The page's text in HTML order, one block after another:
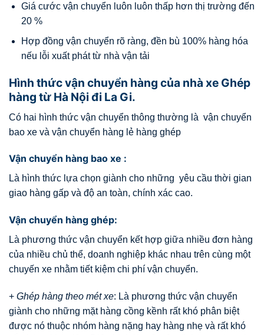
Giá cước vận chuyển luôn luôn thấp hơn thị trường đến
20 %
Hợp đồng vận chuyển rõ ràng, đền bù 100% hàng hóa
nếu lỗi xuất phát từ nhà vận tải
Hình thức vận chuyển hàng của nhà xe Ghép
hàng từ Hà Nội đi La Gi.
Có hai hình thức vận chuyển thông thường là vận chuyển
bao xe và vận chuyển hàng lẻ hàng ghép
Vận chuyển hàng bao xe :
Là hình thức lựa chọn giành cho những yêu cầu thời gian
giao hàng gấp và độ an toàn, chính xác cao.
Vận chuyển hàng ghép:
Là phương thức vận chuyển kết hợp giữa nhiều đơn hàng
của nhiều chủ thể, doanh nghiệp khác nhau trên cùng một
chuyến xe nhằm tiết kiệm chi phí vận chuyển.
+ Ghép hàng theo mét xe: Là phương thức vận chuyển
giành cho những mặt hàng cồng kềnh rất khó phân biệt
được nó thuộc nhóm hàng nặng hay hàng nhẹ và rất khó